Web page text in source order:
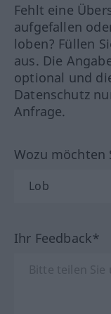
Fehlt eine
aufgefallen
loben? Füllen
aus. Die
optional und
Datenschutz
Anfrage.
Wozu möchten
Ihr Feedback*